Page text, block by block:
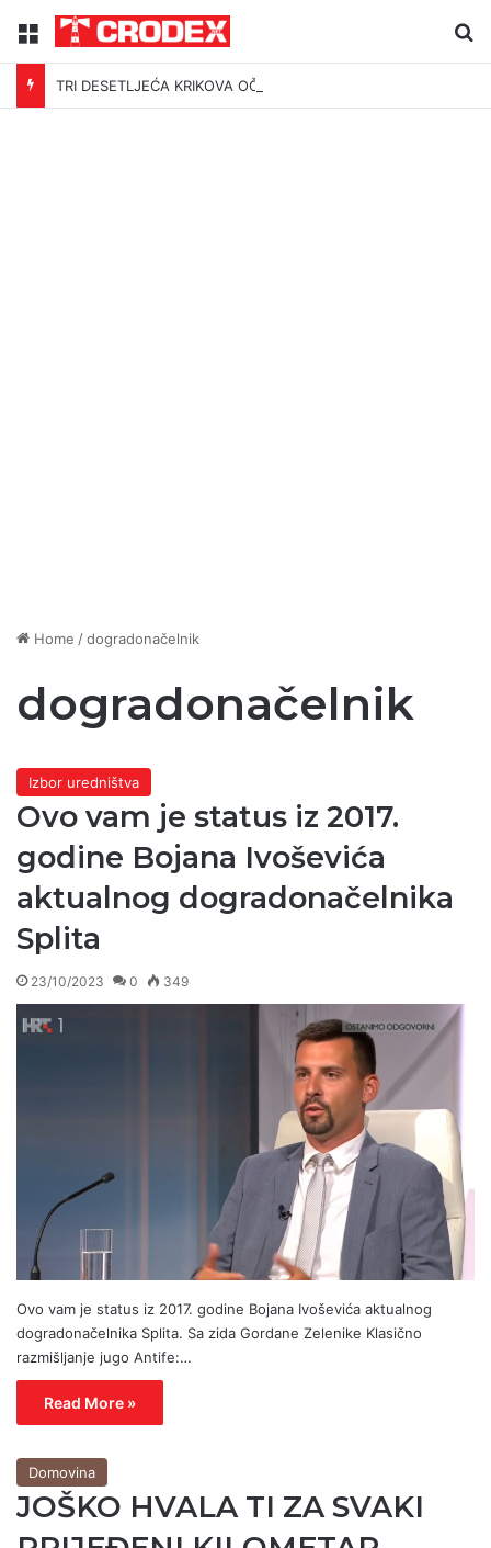
Menu
TRI DESETLJEĆA KRIKOVA OČAJNIKA
Home /dogradonačelnik
dogradonačelnik
Izbor uredništva
Ovo vam je status iz 2017.
godine Bojana Ivoševića
aktualnog dogradonačelnika
Splita
23/10/2023 0 349
Ovo vam je status iz 2017. godine Bojana Ivoševića aktualnog
dogradonačelnika Splita. Sa zida Gordane Zelenike Klasično
razmišljanje jugo Antife:…
Read More »
Domovina
JOŠKO HVALA TI ZA SVAKI